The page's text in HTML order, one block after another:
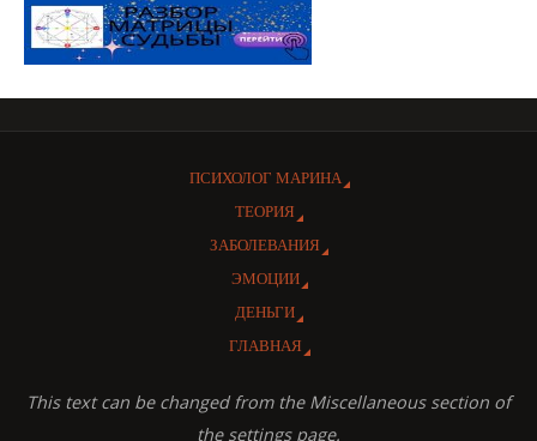
ПСИХОЛОГ МАРИНА
ТЕОРИЯ
ЗАБОЛЕВАНИЯ
ЭМОЦИИ
ДЕНЬГИ
ГЛАВНАЯ
This text can be changed from the Miscellaneous section of
the settings page.